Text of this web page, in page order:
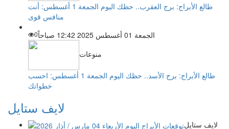
طالع الأبراج: برج العقرب.. حظك اليوم الجمعة 1 أغسطس: أنت
منافس قوى
الجمعة 01 أغسطس 2025 12:42 صباحاً
0
منوعات
طالع الأبراج: برج الأسد.. حظك اليوم الجمعة 1 أغسطس: احسب
خطواتك
لايف ستايل
لايف ستايل